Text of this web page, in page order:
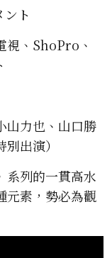
ト
視、ShoPro、
山力也、山口勝
出演）
系列的一貫高水
元素，勢必為觀